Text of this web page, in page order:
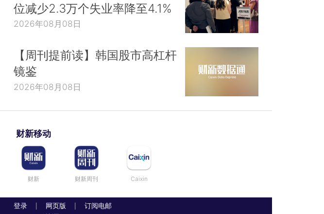
位减少2.3万个失业率降至4.1%
2026年08月08日
【周刊提前读】韩国股市高杠杆
镜鉴
2026年08月08日
财新移动
财新 财新周刊 Caixin
登录 网页版 订阅电邮